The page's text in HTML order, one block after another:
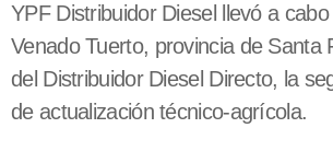
YPF Distribuidor Diesel llevó a
Venado Tuerto, provincia de Santa
del Distribuidor Diesel Directo, la
de actualización técnico-agrícola.